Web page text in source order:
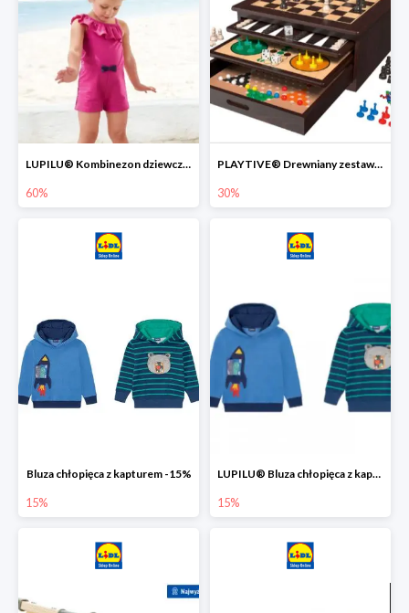
LUPILU® Kombinezon dziewczęcy z bawełny
60%
PLAYTIVE® Drewniany zestaw gier 10 w 1
30%
Bluza chłopięca z kapturem -15%
15%
LUPILU® Bluza chłopięca z kapturem
15%